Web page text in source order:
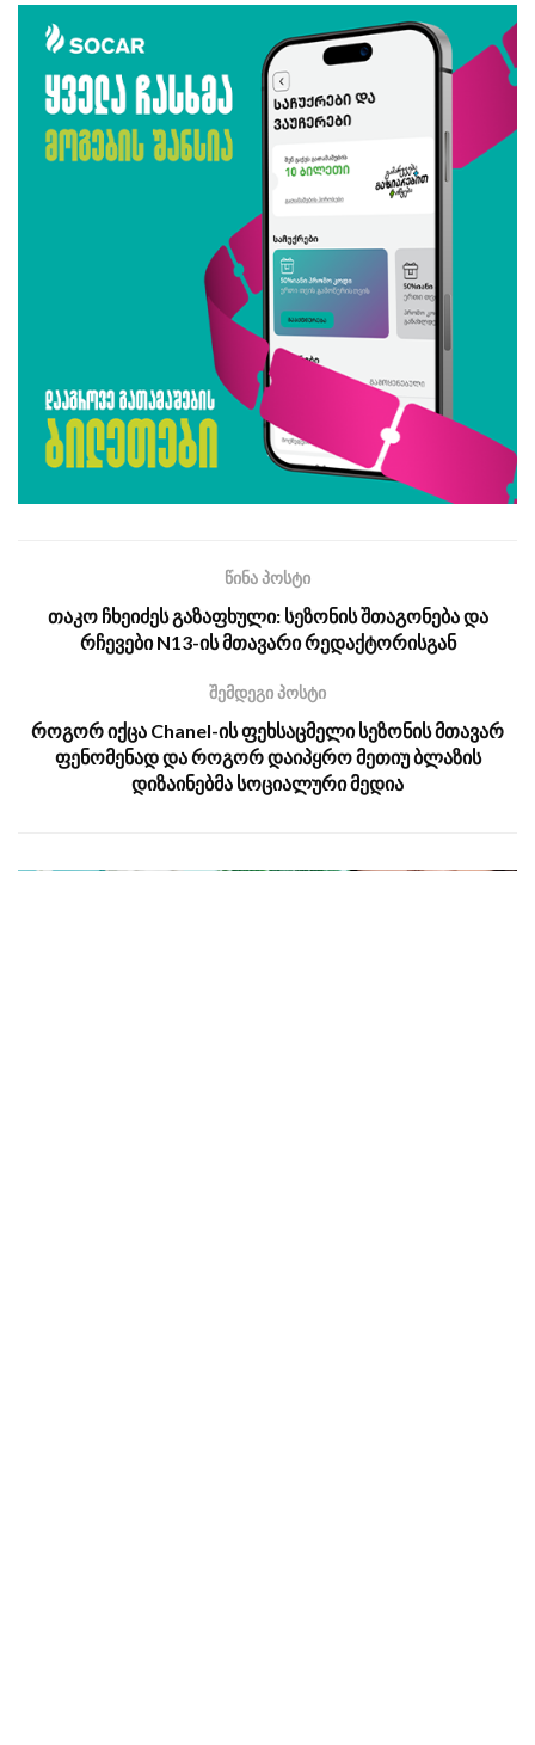
წინა პოსტი
თაკო ჩხეიძეს გაზაფხული: სეზონის შთაგონება და
რჩევები N13-ის მთავარი რედაქტორისგან
შემდეგი პოსტი
როგორ იქცა Chanel-ის ფეხსაცმელი სეზონის მთავარ
ფენომენად და როგორ დაიპყრო მეთიუ ბლაზის
დიზაინებმა სოციალური მედია